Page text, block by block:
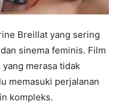
Breillat yang sering
sinema feminis. Film
merasa tidak
memasuki perjalanan
kompleks.